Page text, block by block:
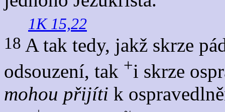
1K 15,22
18 A tak tedy, jakž skrze
odsouzení, tak +i skrze
mohou přijíti k